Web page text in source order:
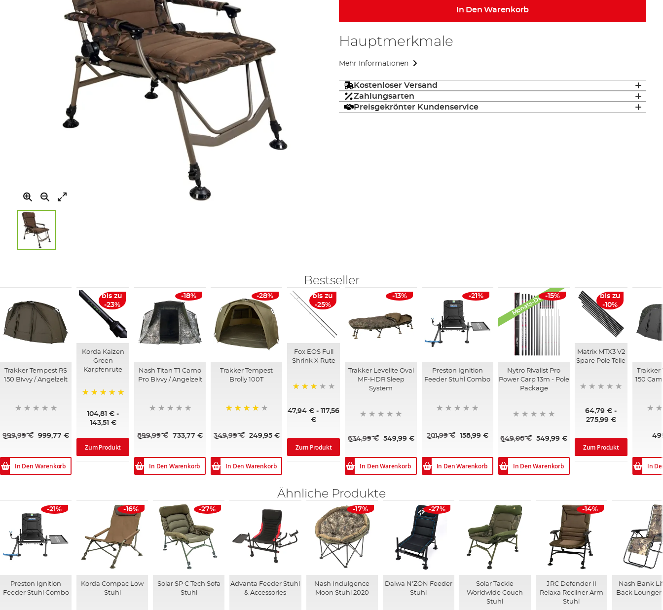
In Den Warenkorb
Hauptmerkmale
Mehr Informationen
Kostenloser Versand
Zahlungsarten
Preisgekrönter Kundenservice
Bestseller
Trakker Tempest RS
150 Bivvy / Angelzelt
999,99 € 999,77 €
In Den Warenkorb
bis zu
-23%
Korda Kaizen
Green
Karpfenrute
104,81 € -
143,51 €
Zum Produkt
-18%
Nash Titan T1 Camo
Pro Bivvy / Angelzelt
899,99 € 733,77 €
In Den Warenkorb
-28%
Trakker Tempest
Brolly 100T
349,99 € 249,95 €
In Den Warenkorb
bis zu
-25%
Fox EOS Full
Shrink X Rute
47,94 € -117,56
€
Zum Produkt
-13%
Trakker Levelite Oval
MF-HDR Sleep
System
634,99 € 549,99 €
In Den Warenkorb
-21%
Preston Ignition
Feeder Stuhl Combo
201,99 € 158,99 €
In Den Warenkorb
Monats-Deals-15%
Nytro Rivalist Pro
Power Carp 13m - Pole
Package
649,00 € 549,99 €
In Den Warenkorb
bis zu
-10%
Matrix MTX3 V2
Spare Pole Teile
64,79 € -
275,99 €
Zum Produkt
150
In
Ähnliche Produkte
-21%
Preston Ignition
Feeder Stuhl Combo
-16%
Korda Compac Low
Stuhl
-27%
Solar SP C Tech Sofa
Stuhl
Advanta Feeder Stuhl
& Accessories
-17%
Nash Indulgence
Moon Stuhl 2020
-27%
Daiwa N'ZON Feeder
Stuhl
Solar Tackle
Worldwide Couch
Stuhl
-14%
JRC Defender II
Relaxa Recliner Arm
Stuhl
Nash Bank
Back Lounger